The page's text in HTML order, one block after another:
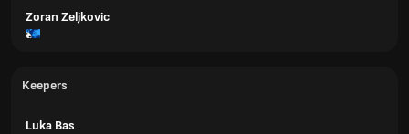
Zoran Zeljkovic
Keepers
Luka Bas